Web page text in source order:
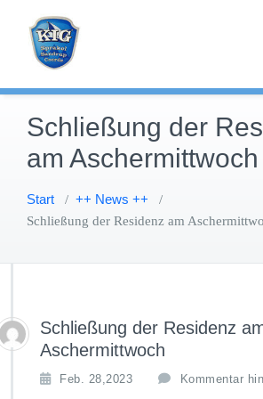
Inhalt
springen
Karnevals-Interessen-
Schließung der
am Aschermittwoch
Start / ++ News ++ /
Schließung der Residenz am
Schließung der Residenz
Aschermittwoch
Feb. 28,2023 Kommentar